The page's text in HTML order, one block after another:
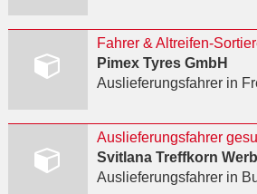
Fahrer & Altreifen-
Pimex Tyres GmbH
Auslieferungsfahrerin
Auslieferungsfahrerin